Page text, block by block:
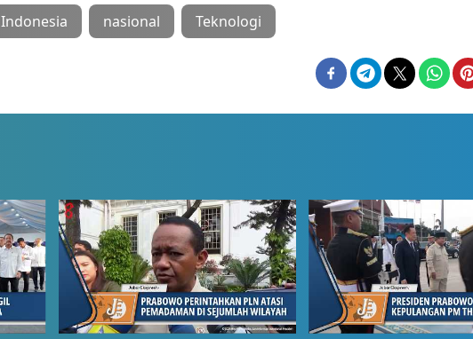
Indonesia nasional Teknologi